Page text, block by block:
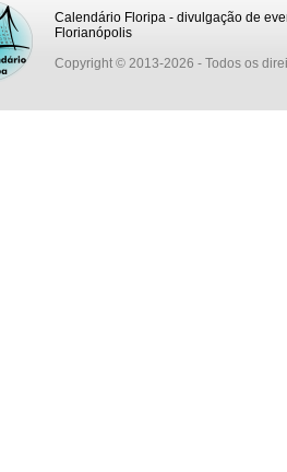
Calendário Floripa - divulgação de
Florianópolis
Copyright © 2013-2026 - Todos os